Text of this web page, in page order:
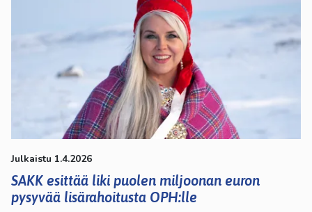
Julkaistu 1.4.2026
SAKK esittää liki puolen miljoonan euron
pysyvää lisärahoitusta OPH:lle